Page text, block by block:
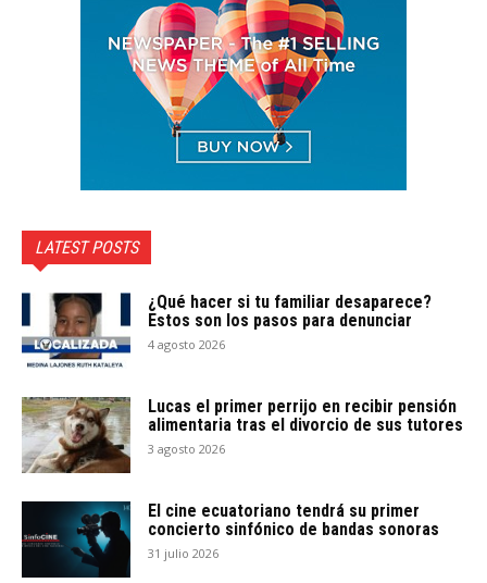
LATEST POSTS
¿Qué hacer si tu familiar desaparece?
Estos son los pasos para denunciar
4 agosto 2026
Lucas el primer perrijo en recibir pensión
alimentaria tras el divorcio de sus tutores
3 agosto 2026
El cine ecuatoriano tendrá su primer
concierto sinfónico de bandas sonoras
31 julio 2026